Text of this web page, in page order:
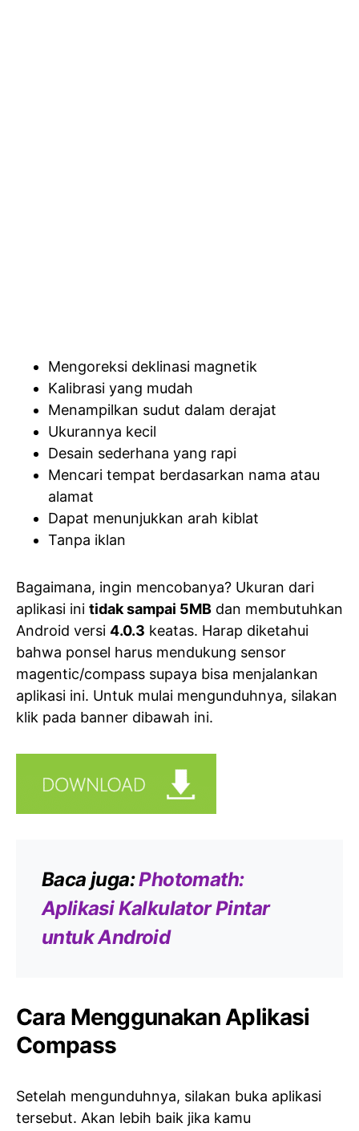
Mengoreksi deklinasi magnetik
Kalibrasi yang mudah
Menampilkan sudut dalam derajat
Ukurannya kecil
Desain sederhana yang rapi
Mencari tempat berdasarkan nama atau
alamat
Dapat menunjukkan arah kiblat
Tanpa iklan
Bagaimana, ingin mencobanya? Ukuran dari
aplikasi ini tidak sampai 5MB dan membutuhkan
Android versi 4.0.3 keatas. Harap diketahui
bahwa ponsel harus mendukung sensor
magentic/compass supaya bisa menjalankan
aplikasi ini. Untuk mulai mengunduhnya, silakan
klik pada banner dibawah ini.
Baca juga:Photomath:
Aplikasi Kalkulator Pintar
untuk Android
Cara Menggunakan Aplikasi
Compass
Setelah mengunduhnya, silakan buka aplikasi
tersebut. Akan lebih baik jika kamu